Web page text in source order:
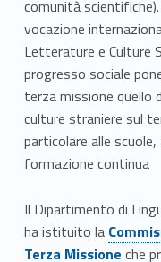
l
a
T
e
r
z
a
comunità
vocazione
Letterature e Culture
progresso sociale
terza missione quello
culture straniere sul
particolare alle
formazione continua
Il Dipartimento di
ha istituito la Link identifier #identifier__75512-1
Terza Missione che